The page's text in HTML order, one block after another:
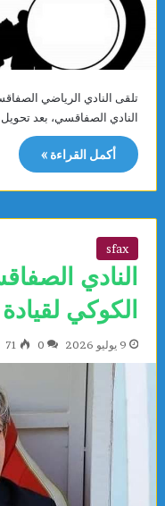
تلقى النادي الرياضي
النادي الصفاقسي، بعد تحويل مبلغ قدره 150
أكمل القراءة »
sfax
النادي
الكوكي
9 يوليو 2026 0
71